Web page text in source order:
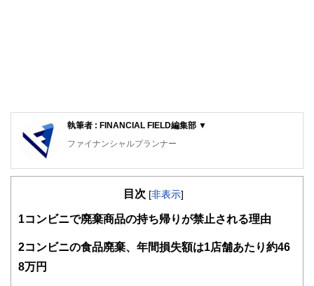
執筆者 : FINANCIAL FIELD編集部 ▼
ファイナンシャルプランナー
FinancialField編集部は、金融、経済に関する記事を、日々
知識がない方でも理解できるようわかりやすく発信していま
得者を中心に「お金や暮らし」に関する書籍・雑誌の編集経
験者で構成され、企画立案から記事掲載まですべての工程に
目次 [非表示]
1 コンビニで廃棄商品の持ち帰りが禁止される理由
2コンビニの食品廃棄、年間損失額は1店舗あたり約46
8万円